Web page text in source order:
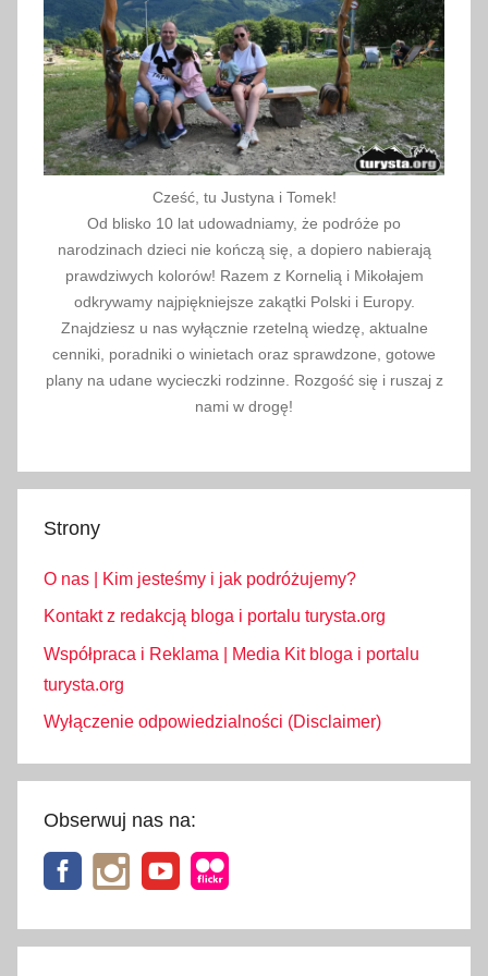
2
0
2
1
Cześć, tu Justyna i Tomek!
Od blisko 10 lat udowadniamy, że podróże po
narodzinach dzieci nie kończą się, a dopiero nabierają
prawdziwych kolorów! Razem z Kornelią i Mikołajem
odkrywamy najpiękniejsze zakątki Polski i Europy.
Znajdziesz u nas wyłącznie rzetelną wiedzę, aktualne
cenniki, poradniki o winietach oraz sprawdzone, gotowe
plany na udane wycieczki rodzinne. Rozgość się i ruszaj z
nami w drogę!
Strony
O nas | Kim jesteśmy i jak podróżujemy?
Kontakt z redakcją bloga i portalu turysta.org
Współpraca i Reklama | Media Kit bloga i portalu
turysta.org
Wyłączenie odpowiedzialności (Disclaimer)
Obserwuj nas na: